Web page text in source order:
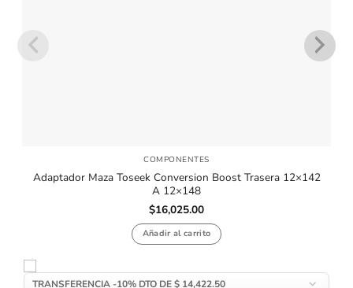
COMPONENTES
Adaptador Maza Toseek Conversion Boost Trasera 12×142
A 12×148
$16,025.00
Añadir al carrito